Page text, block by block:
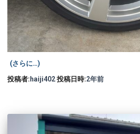
(さらに…)
投稿者: haiji402投稿日時:2年前